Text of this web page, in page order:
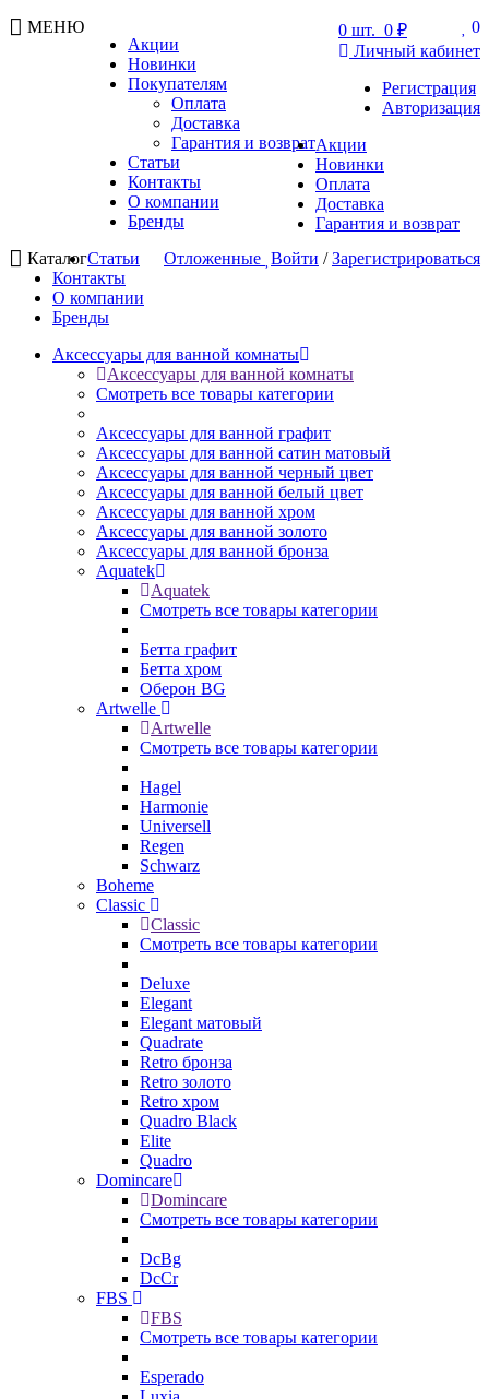
МЕНЮ 0
0 шт. 0 ₽
Личный кабинет
Регистрация
Авторизация
Акции
Новинки
Покупателям
Оплата
Доставка
Гарантия и возврат
Статьи
Контакты
О компании
Бренды
Войти /Зарегистрироваться
Отложенные
Каталог
Акции
Новинки
Оплата
Доставка
Гарантия и возврат
Статьи
Контакты
О компании
Бренды
Аксессуары для ванной комнаты
Аксессуары для ванной комнаты
Смотреть все товары категории
Аксессуары для ванной графит
Аксессуары для ванной сатин матовый
Аксессуары для ванной черный цвет
Аксессуары для ванной белый цвет
Аксессуары для ванной хром
Аксессуары для ванной золото
Аксессуары для ванной бронза
Aquatek
Aquatek
Смотреть все товары категории
Бетта графит
Бетта хром
Оберон BG
Artwelle
Artwelle
Смотреть все товары категории
Hagel
Harmonie
Universell
Regen
Schwarz
Boheme
Classic
Classic
Смотреть все товары категории
Deluxe
Elegant
Elegant матовый
Quadrate
Retro бронза
Retro золото
Retro хром
Quadro Black
Elite
Quadro
Domincare
Domincare
Смотреть все товары категории
DcBg
DcCr
FBS
FBS
Смотреть все товары категории
Esperado